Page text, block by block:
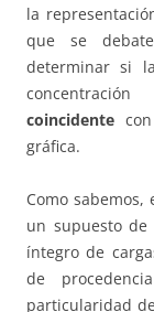
la
que se
determinar si
coincidente
gráfica.
Como
un supuesto
íntegro de
de
particularidad